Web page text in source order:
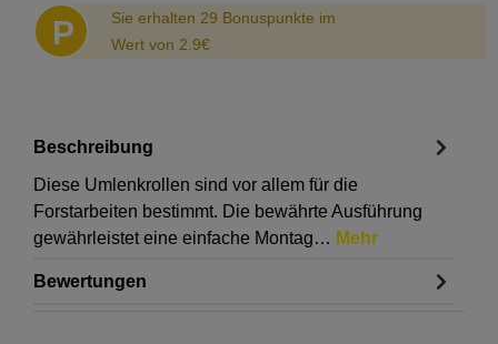
P
Sie erhalten 29 Bonuspunkte im
Wert von 2.9€
Beschreibung
Diese Umlenkrollen sind vor allem für die
Forstarbeiten bestimmt. Die bewährte Ausführung
gewährleistet eine einfache Montag… Mehr
Bewertungen